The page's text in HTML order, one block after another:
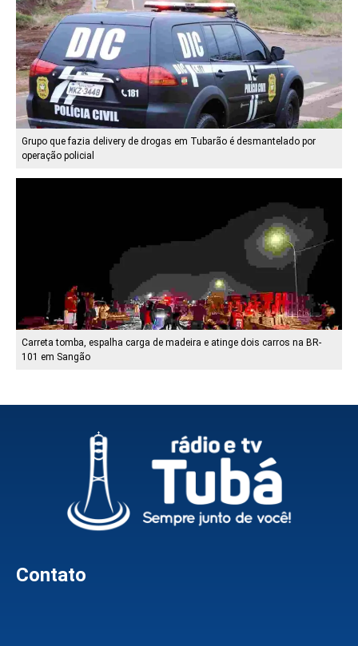
Grupo que fazia delivery de drogas em Tubarão é desmantelado por
operação policial
Carreta tomba, espalha carga de madeira e atinge dois carros na BR-
101 em Sangão
Contato